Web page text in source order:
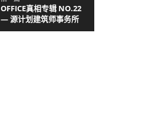
OFFICE真相专辑 NO.22
— 源计划建筑师事务所